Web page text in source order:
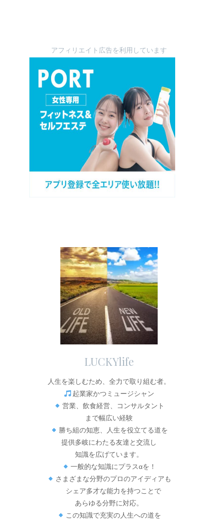
アフィリエイト広告を利用しています
LUCKYlife
人生を楽しむため、全力で取り組む者。
起業家かつミュージシャン
営業、飲食経営、コンサルタント
まで幅広い経験
勝ち組の知恵、人生を役立てる道を
提供多岐にわたる友達と交流し
知識を広げています。
一般的な知識にプラスαを！
さまざまな分野のプロのアイディアも
シェア多才な能力を持つことで
あらゆる分野に対応。
この知識で充実の人生への道を